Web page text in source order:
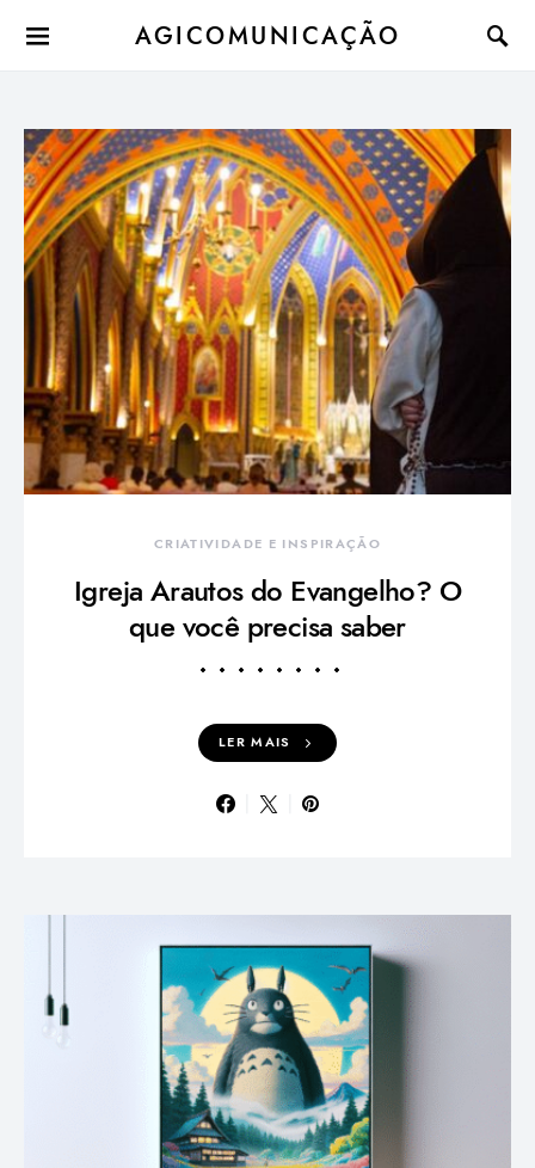
AGICOMUNICAÇÃO
CRIATIVIDADE E INSPIRAÇÃO
Igreja Arautos do Evangelho? O
que você precisa saber
LER MAIS